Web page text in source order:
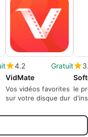
4.2
Gratuit
VidMate
Vos vidéos favorites
sur votre disque dur
le